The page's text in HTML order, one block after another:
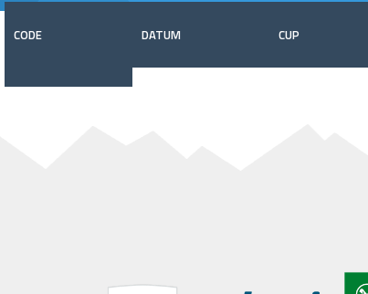
CODE DATUM CUP